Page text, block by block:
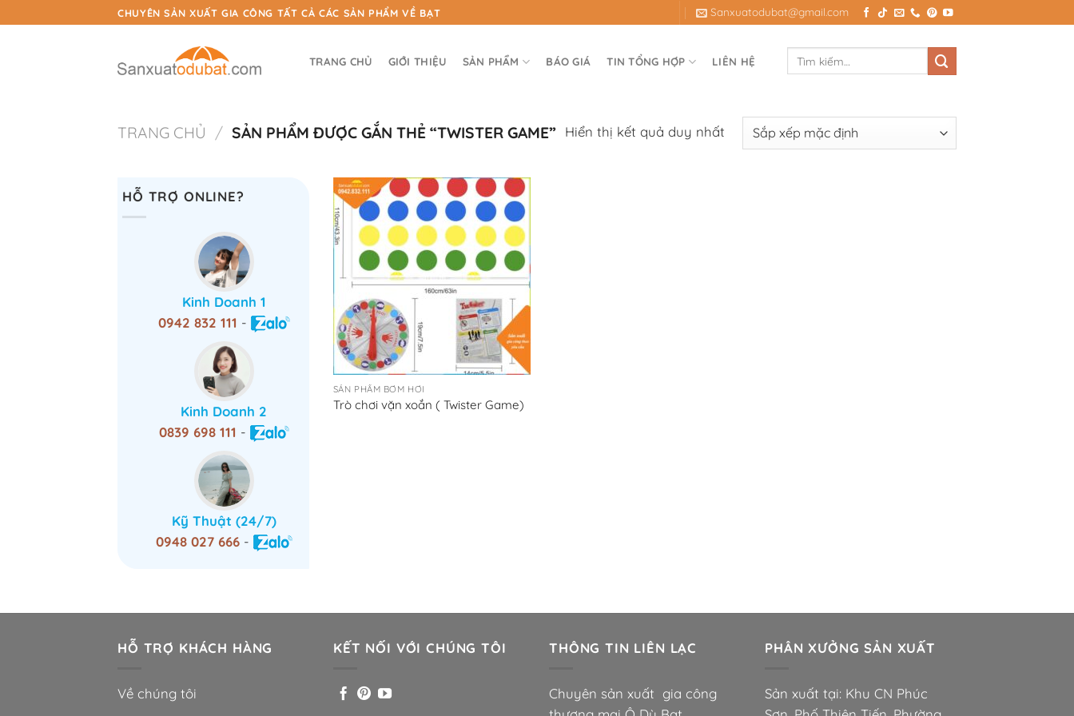
đến
CHUYÊN SẢN XUẤT GIA CÔNG TẤT CẢ CÁC SẢN PHẨM VỀ BẠT Sanxuatodubat@gmail.com
TRANG CHỦ GIỚI THIỆU SẢN PHẨM BÁO GIÁ TIN TỔNG HỢP LIÊN HỆ
TRANG CHỦ / SẢN PHẨM ĐƯỢC GẮN THẺ “TWISTER GAME” Hiển thị kết quả duy nhất
HỖ TRỢ ONLINE?
Kinh Doanh 1
0942 832 111 -
Kinh Doanh 2
0839 698 111 -
Kỹ Thuật (24/7)
0948 027 666-
SẢN PHẨM BƠM HƠI
Trò chơi vặn xoắn ( Twister Game)
HỖ TRỢ KHÁCH HÀNG
Về chúng tôi
KẾT NỐI VỚI CHÚNG TÔI THÔNG TIN LIÊN LẠC
Chuyên sản xuất gia công
PHÂN XƯỞNG SẢN XUẤT
Sản xuất tại: Khu CN Phúc